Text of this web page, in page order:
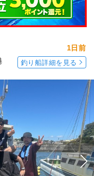
1日前
釣り船詳細を見る